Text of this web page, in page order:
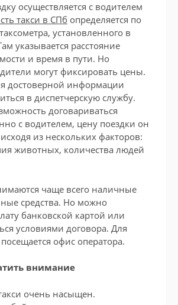
осуществляется с водителем
такси в СПб определяется по
установленного в
указывается расстояние
и время в пути. Но
могут фиксировать цены.
достоверной информации
в диспетчерскую службу.
договариваться
с водителем, цену поездки он
из нескольких факторов:
животных, количества людей
чаще всего наличные
средства. Но можно
банковской картой или
условиями договора. Для
посещается офис оператора.
внимание
очень насыщен.